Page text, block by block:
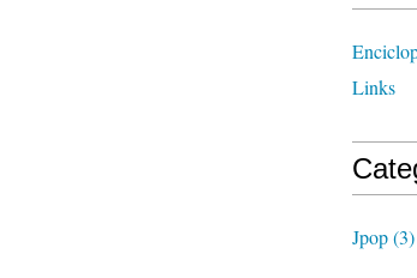
Links
Jpop(3)